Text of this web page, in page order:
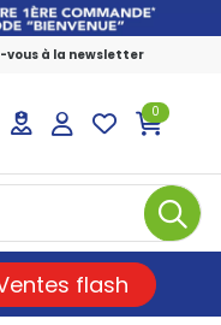
vous à la newsletter
pharmacie en
0
flash